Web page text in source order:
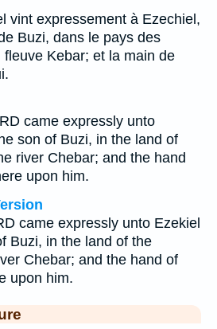
vint expressement à Ezechiel,
Buzi, dans le pays des
Kebar; et la main de
came expressly unto
son of Buzi, in the land of
river Chebar; and the hand
upon him.
came expressly unto Ezekiel
Buzi, in the land of the
Chebar; and the hand of
upon him.